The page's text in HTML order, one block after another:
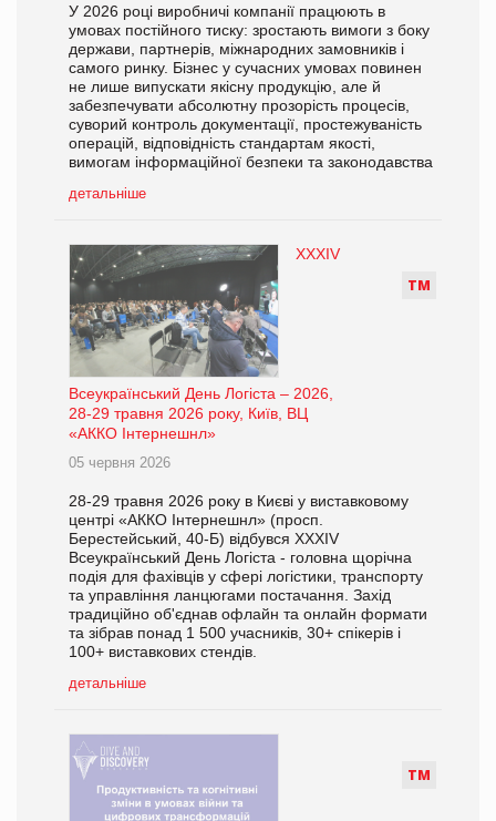
У 2026 році виробничі компанії працюють в
умовах постійного тиску: зростають вимоги з боку
держави, партнерів, міжнародних замовників і
самого ринку. Бізнес у сучасних умовах повинен
не лише випускати якісну продукцію, але й
забезпечувати абсолютну прозорість процесів,
суворий контроль документації, простежуваність
операцій, відповідність стандартам якості,
вимогам інформаційної безпеки та законодавства
детальніше
ТМ
XXXIV
Всеукраїнський День Логіста – 2026,
28-29 травня 2026 року, Київ, ВЦ
«АККО Інтернешнл»
05 червня 2026
28-29 травня 2026 року в Києві у виставковому
центрі «АККО Інтернешнл» (просп.
Берестейський, 40-Б) відбувся XXXIV
Всеукраїнський День Логіста - головна щорічна
подія для фахівців у сфері логістики, транспорту
та управління ланцюгами постачання. Захід
традиційно об'єднав офлайн та онлайн формати
та зібрав понад 1 500 учасників, 30+ спікерів і
100+ виставкових стендів.
детальніше
ТМ